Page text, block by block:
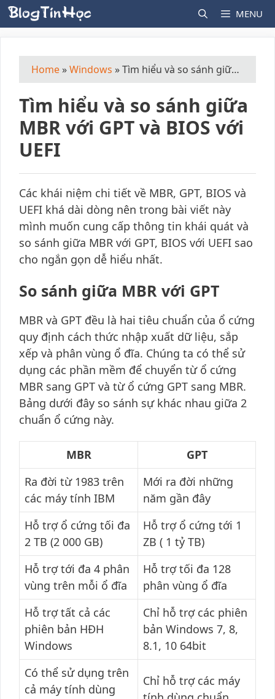
Skip
to
MENU
Home »Windows »Tìm hiểu và so sánh giữa MBR với GPT và BIOS với UEFI
Tìm hiểu và so sánh giữa
MBR với GPT và BIOS với
UEFI
Các khái niệm chi tiết về MBR, GPT, BIOS và
UEFI khá dài dòng nên trong bài viết này
mình muốn cung cấp thông tin khái quát và
so sánh giữa MBR với GPT, BIOS với UEFI sao
cho ngắn gọn dễ hiểu nhất.
So sánh giữa MBR với GPT
MBR và GPT đều là hai tiêu chuẩn của ổ cứng
quy định cách thức nhập xuất dữ liệu, sắp
xếp và phân vùng ổ đĩa. Chúng ta có thể sử
dụng các phần mềm để chuyển từ ổ cứng
MBR sang GPT và từ ổ cứng GPT sang MBR.
Bảng dưới đây so sánh sự khác nhau giữa 2
chuẩn ổ cứng này.
MBR
GPT
Ra đời từ 1983 trên
các máy tính IBM
Mới ra đời những
năm gần đây
Hỗ trợ ổ cứng tối đa
2 TB (2 000 GB)
Hỗ trợ ổ cứng tới 1
ZB ( 1 tỷ TB)
Hỗ trợ tới đa 4 phân
vùng trên mỗi ổ đĩa
Hỗ trợ tối đa 128
phân vùng ổ đĩa
Hỗ trợ tất cả các
phiên bản HĐH
Windows
Chỉ hỗ trợ các phiên
bản Windows 7, 8,
8.1, 10 64bit
Có thể sử dụng trên
cả máy tính dùng
Chỉ hỗ trợ các máy